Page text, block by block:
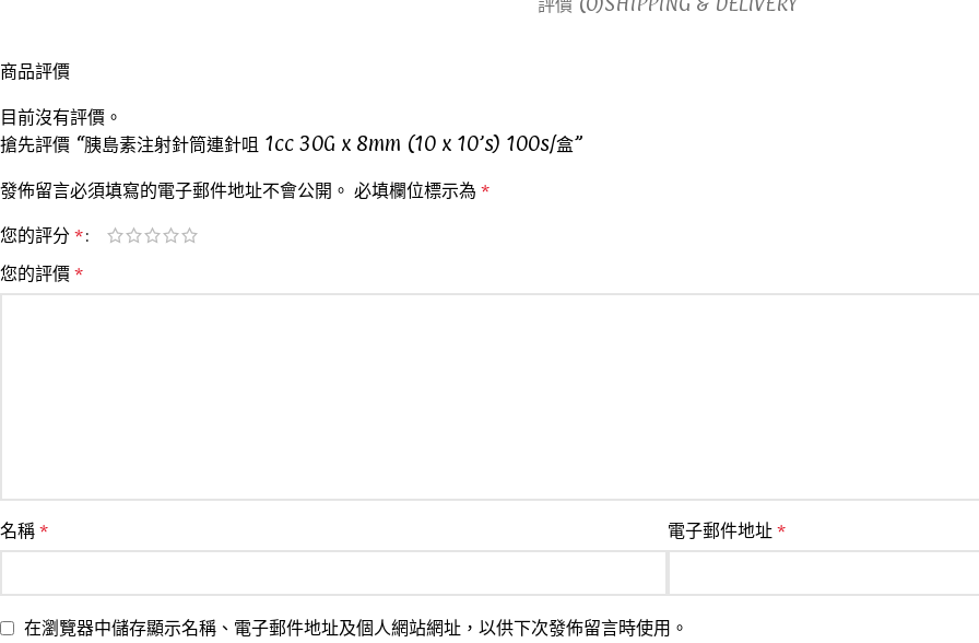
商品評價
目前沒有評價。
搶先評價 “胰島素注射針筒連針咀 1cc 30G x 8mm (10 x 10’s) 100s/盒”
發佈留言必須填寫的電子郵件地址不會公開。 必填欄位標示為 *
您的評分 *
您的評價 *
名稱 * 電子郵件地址 *
在瀏覽器中儲存顯示名稱、電子郵件地址及個人網站網址，以供下次發佈留言時使用。